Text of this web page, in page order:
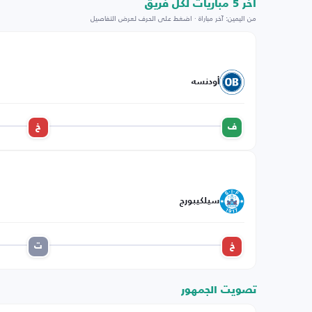
اخر 5 مباريات لكل فريق
من اليمين: آخر مباراة · اضغط على الحرف لعرض التفاصيل
أودنسه
ف خ
سيلكيبورج
خ ت
تصويت الجمهور